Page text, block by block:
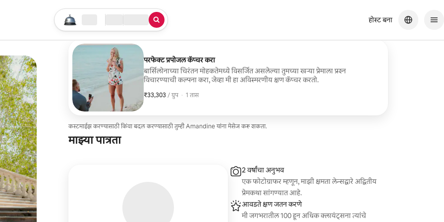
तुमचा सर्च सुरू करा
लोकेशन चेक इन / चेक आऊट
सेवेचा प्रकार
होस्ट बना
परफेक्ट प्रपोजल कॅप्चर करा
बार्सिलोनाच्या चिरंतन मोहकतेमध्ये विसर्जित असलेल्या तुमच्या खऱ्या प्रेमाला प्रश्न
विचारण्याची कल्पना करा, जेव्हा मी हा अविस्मरणीय क्षण कॅप्चर करतो.
₹33,303 / ग्रुप
₹33,303, प्रति ग्रुप
, · 1 तास
कस्टमाईझ करण्यासाठी किंवा बदल करण्यासाठी तुम्ही Amandine यांना मेसेज करू शकता.
माझ्या पात्रता
2 वर्षांचा अनुभव
एक फोटोग्राफर म्हणून, माझी क्षमता लेन्सद्वारे अद्वितीय
प्रेमकथा सांगण्यात आहे.
आवडते क्षण जतन करणे
मी जगभरातील 100 हून अधिक क्लायंट्सना त्यांचे